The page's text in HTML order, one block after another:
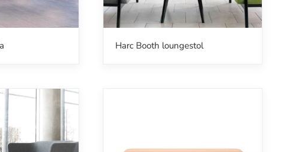
Harc Booth loungestol